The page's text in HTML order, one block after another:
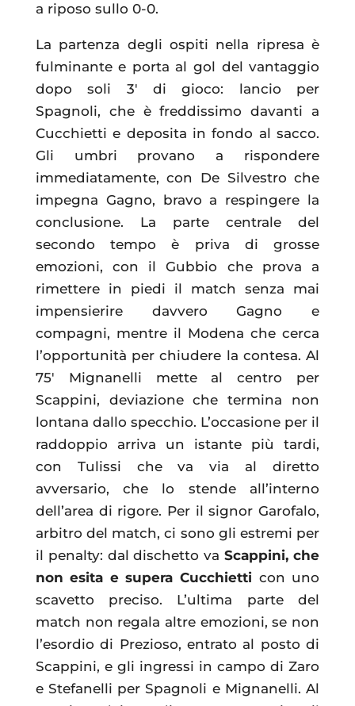
a riposo sullo 0-0.
La partenza degli ospiti nella ripresa è
fulminante e porta al gol del vantaggio
dopo soli 3′ di gioco: lancio per
Spagnoli, che è freddissimo davanti a
Cucchietti e deposita in fondo al sacco.
Gli umbri provano a rispondere
immediatamente, con De Silvestro che
impegna Gagno, bravo a respingere la
conclusione. La parte centrale del
secondo tempo è priva di grosse
emozioni, con il Gubbio che prova a
rimettere in piedi il match senza mai
impensierire davvero Gagno e
compagni, mentre il Modena che cerca
l’opportunità per chiudere la contesa. Al
75′ Mignanelli mette al centro per
Scappini, deviazione che termina non
lontana dallo specchio. L’occasione per il
raddoppio arriva un istante più tardi,
con Tulissi che va via al diretto
avversario, che lo stende all’interno
dell’area di rigore. Per il signor Garofalo,
arbitro del match, ci sono gli estremi per
il penalty: dal dischetto vaScappini, che
non esita e supera Cucchietti con uno
scavetto preciso. L’ultima parte del
match non regala altre emozioni, se non
l’esordio di Prezioso, entrato al posto di
Scappini, e gli ingressi in campo di Zaro
e Stefanelli per Spagnoli e Mignanelli. Al